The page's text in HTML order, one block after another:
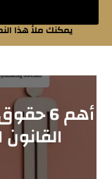
يمكنك ملأ هذا
أهم 6